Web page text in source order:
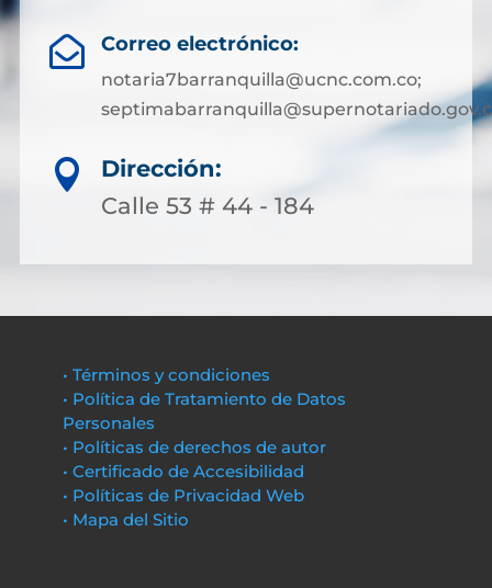
 Correo electrónico:
notaria7barranquilla@ucnc.com.co;

Dirección:
Calle 53 # 44 - 184
• Términos y condiciones
• Política de Tratamiento de Datos
Personales
• Políticas de derechos de autor
• Certificado de Accesibilidad
• Políticas de Privacidad Web
• Mapa del Sitio